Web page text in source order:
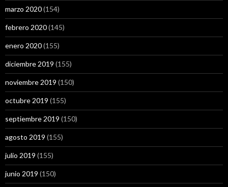
marzo 2020(154)
febrero 2020(145)
enero 2020(155)
diciembre 2019 (155)
noviembre 2019 (150)
octubre 2019 (155)
septiembre 2019 (150)
agosto 2019 (155)
julio 2019 (155)
junio 2019 (150)